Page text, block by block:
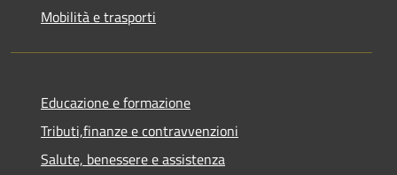
Mobilità e trasporti
Educazione e formazione
Tributi,finanze e contravvenzioni
Salute, benessere e assistenza